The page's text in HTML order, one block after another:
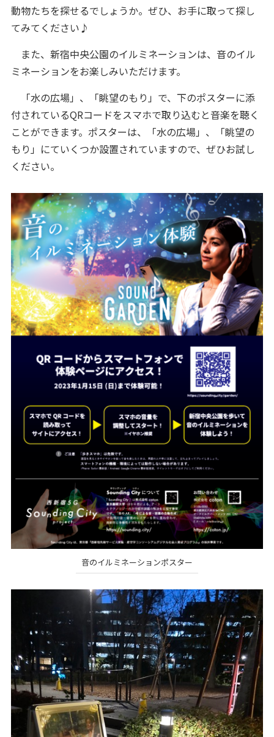
動物たちを探せるでしょうか。ぜひ、お手に取って探し
てみてください♪
また、新宿中央公園のイルミネーションは、音のイル
ミネーションをお楽しみいただけます。
「水の広場」、「眺望のもり」で、下のポスターに添
付されているQRコードをスマホで取り込むと音楽を聴く
ことができます。ポスターは、「水の広場」、「眺望の
もり」にていくつか設置されていますので、ぜひお試し
ください。
音のイルミネーションポスター